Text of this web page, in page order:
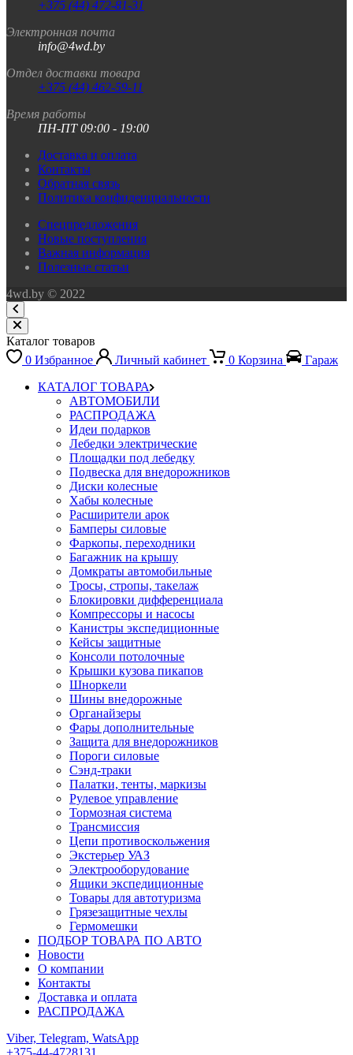
+375 (44) 472-81-31
Электронная почта
info@4wd.by
Отдел доставки товара
+375 (44) 462-59-11
Время работы
ПН-ПТ 09:00 - 19:00
Доставка и оплата
Контакты
Обратная связь
Политика конфиденциальности
Спецпредложения
Новые поступления
Важная информация
Полезные статьи
4wd.by © 2022
Каталог товаров
0 Избранное Личный кабинет 0 Корзина
Гараж
КАТАЛОГ ТОВАРА
АВТОМОБИЛИ
РАСПРОДАЖА
Идеи подарков
Лебедки электрические
Площадки под лебедку
Подвеска для внедорожников
Диски колесные
Хабы колесные
Расширители арок
Бамперы силовые
Фаркопы, переходники
Багажник на крышу
Домкраты автомобильные
Тросы, стропы, такелаж
Блокировки дифференциала
Компрессоры и насосы
Канистры экспедиционные
Кейсы защитные
Консоли потолочные
Крышки кузова пикапов
Шноркели
Шины внедорожные
Органайзеры
Фары дополнительные
Защита для внедорожников
Пороги силовые
Сэнд-траки
Палатки, тенты, маркизы
Рулевое управление
Тормозная система
Трансмиссия
Цепи противоскольжения
Экстерьер УАЗ
Электрооборудование
Ящики экспедиционные
Товары для автотуризма
Грязезащитные чехлы
Гермомешки
ПОДБОР ТОВАРА ПО АВТО
Новости
О компании
Контакты
Доставка и оплата
РАСПРОДАЖА
Viber, Telegram, WatsApp
+375-44-4728131